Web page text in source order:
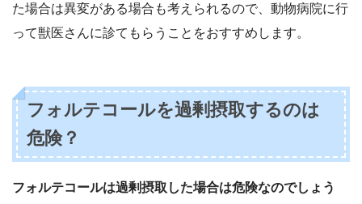
た場合は異変がある場合も考えられるので、動物病院に行
って獣医さんに診てもらうことをおすすめします。
フォルテコールを過剰摂取するのは
危険？
フォルテコールは過剰摂取した場合は危険なのでしょう